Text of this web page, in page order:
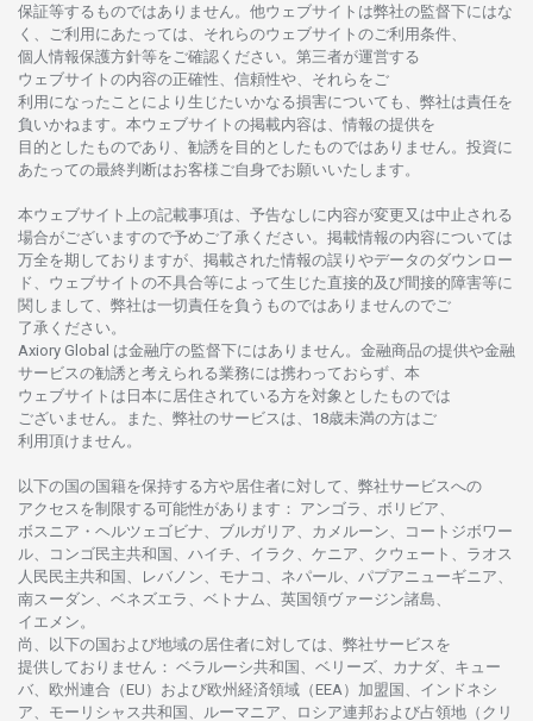
保証等するものではありません。 他ウェブサイトは弊社の監督下にはな
く、
ご利用に あたっては、 それらのウェブサイトの ご利用条件、
個人情報保護方針等を ご確認ください。 第三者が運営する
ウェブサイトの内容の正確性、信頼性や、それらをご
利用になったことにより 生じたいかなる損害についても、 弊社は責任を
負いかね ます。 本ウェブサイトの掲載内容は、 情報の提供を
目的としたものであり、 勧誘を 目的としたものではありません。 投資に
あたっての最終判断はお客様ご自身でお願いいたします。
本ウェブサイト 上の記載事項は、 予告なしに 内容が変更又は中止さ れる
場合がございますので予めご了承ください。 掲載情報の内容については
万全を期しておりますが、 掲載さ れた情報の誤りやデータのダウンロー
ド、 ウェブサイトの不具合等に よって生じた 直接的及び間接的障害等に
関し まして、 弊社は一切責任を負うものではありませんのでご
了承ください。
Axiory Global は金融庁の監督下にはありません。 金融商品の提供や金融
サービスの勧誘と 考えられる業務には携わっておらず、 本
ウェブサイトは 日本に 居住さ れている方を対象としたものでは
ございません。
また、 弊社のサービスは、18歳未満の方は ご
利用頂けません 。
以下の国の国籍を保持する方や居住者に対して、 弊社サービスへの
アクセスを制限する可能性があります ： アンゴラ、ボリビア、
ボスニア ・ ヘルツェゴビナ、ブルガリア、カメルーン、コートジボワー
ル、
コンゴ民主共和国、ハイチ、イラク、ケニア、クウェート、 ラオス
人民民主共和国、レバノン、モナコ、ネパール、パプアニューギニア、
南スーダン、ベネズエラ、ベトナム、 英国領ヴァージン諸島、
イエメン。
尚、 以下の国および地域の居住者に対しては、 弊社サービスを
提供しておりません ： ベラルーシ共和国、ベリーズ、カナダ、キュー
バ、 欧州連合 （EU） および欧州経済領域 （EEA）加盟国、インドネシ
ア、 モーリシャス共和国、ルーマニア、 ロシア連邦および占領地 （クリ